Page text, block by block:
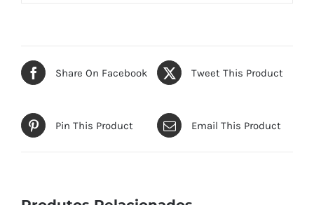
Share On Facebook Tweet This Product
Pin This Product Email This Product